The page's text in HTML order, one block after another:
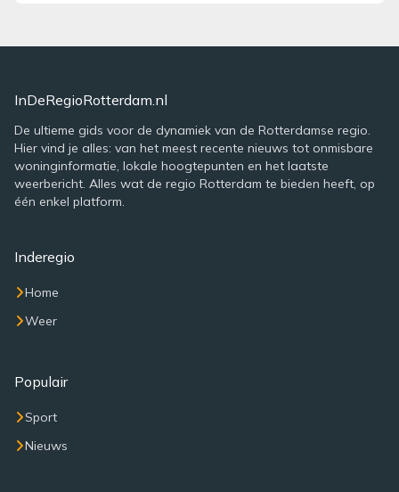
InDeRegioRotterdam.nl
De ultieme gids voor de dynamiek van de Rotterdamse regio.
Hier vind je alles: van het meest recente nieuws tot onmisbare
woninginformatie, lokale hoogtepunten en het laatste
weerbericht. Alles wat de regio Rotterdam te bieden heeft, op
één enkel platform.
Inderegio
Home
Weer
Populair
Sport
Nieuws